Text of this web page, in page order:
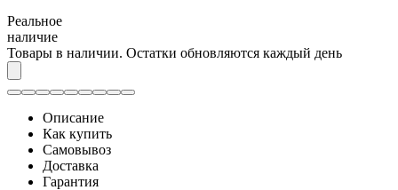
Реальное
наличие
Товары в наличии. Остатки обновляются каждый день
Описание
Как купить
Самовывоз
Доставка
Гарантия